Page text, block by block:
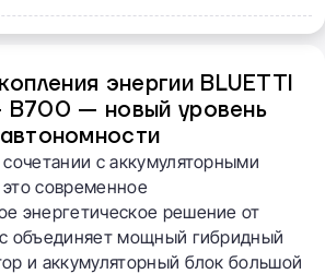
энергии BLUETTI
B700 — новый уровень
автономности
с аккумуляторными
современное
энергетическое решение от
объединяет мощный гибридный
и аккумуляторный блок большой